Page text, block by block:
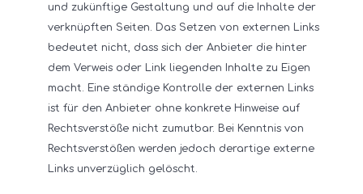
und zukünftige Gestaltung und auf die Inhalte der
verknüpften Seiten. Das Setzen von externen Links
bedeutet nicht, dass sich der Anbieter die hinter
dem Verweis oder Link liegenden Inhalte zu Eigen
macht. Eine ständige Kontrolle der externen Links
ist für den Anbieter ohne konkrete Hinweise auf
Rechtsverstöße nicht zumutbar. Bei Kenntnis von
Rechtsverstößen werden jedoch derartige externe
Links unverzüglich gelöscht.